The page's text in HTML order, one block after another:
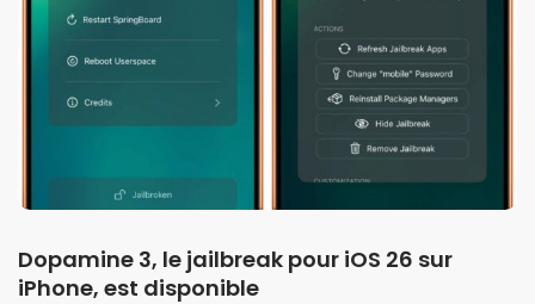
Dopamine 3, le jailbreak pour iOS 26 sur
iPhone, est disponible